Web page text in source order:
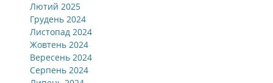
Лютий 2025
Грудень 2024
Листопад 2024
Жовтень 2024
Вересень 2024
Серпень 2024